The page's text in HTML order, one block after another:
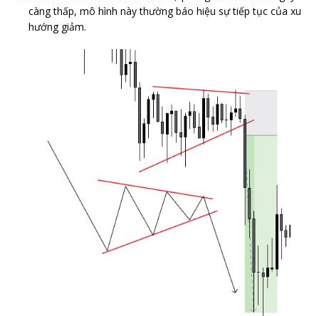
càng thấp, mô hình này thường báo hiệu sự tiếp tục của xu
hướng giảm.